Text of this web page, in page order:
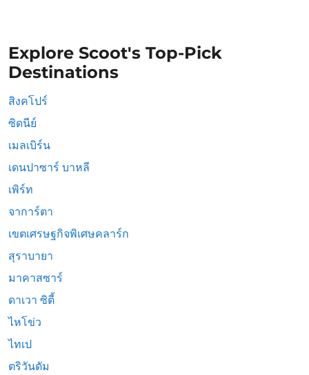
Explore Scoot's Top-Pick
Destinations
สิงคโปร์
ซิดนีย์
เมลเบิร์น
เดนปาซาร์ บาหลี
เพิร์ท
จาการ์ตา
เขตเศรษฐกิจพิเศษคลาร์ก
สุราบายา
มาคาสซาร์
ดาเวา ซิตี้
ไหโข่ว
ไทเป
ตริวันดัม